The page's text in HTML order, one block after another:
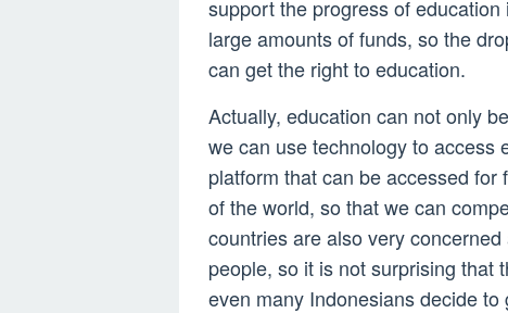
support the progress of
large amounts of funds, so the
can get the right to education.
Actually, education can not only
we can use technology to access
platform that can be accessed
of the world, so that we can
countries are also very
people, so it is not surprising that
even many Indonesians decide